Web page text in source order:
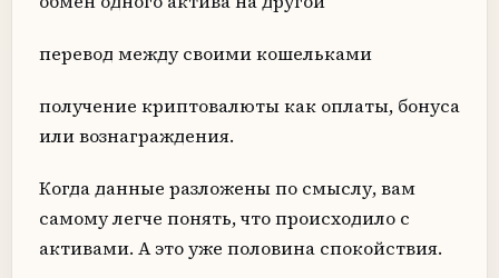
перевод между своими кошельками
получение криптовалюты как оплаты, бонуса
или вознаграждения.
Когда данные разложены по смыслу, вам
самому легче понять, что происходило с
активами. А это уже половина спокойствия.